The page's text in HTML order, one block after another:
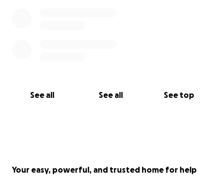
See all See all See top
Your easy, powerful, and trusted home for help